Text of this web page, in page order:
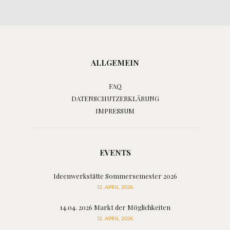
ALLGEMEIN
FAQ
DATENSCHUTZERKLÄRUNG
IMPRESSUM
EVENTS
Ideenwerkstätte Sommersemester 2026
12. APRIL 2026
14.04. 2026 Markt der Möglichkeiten
12. APRIL 2026